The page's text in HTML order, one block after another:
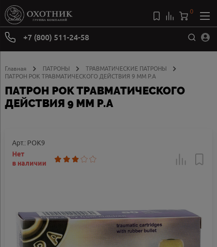
+7 (800) 511-24-58
0
Главная ПАТРОНЫ
ТРАВМАТИЧЕСКИЕ ПАТРОНЫ
ПАТРОН РОК ТРАВМАТИЧЕСКОГО ДЕЙСТВИЯ 9 ММ Р.А
ПАТРОН РОК ТРАВМАТИЧЕСКОГО
ДЕЙСТВИЯ 9 ММ Р.А
Арт.: РОК9
Нет
в наличии